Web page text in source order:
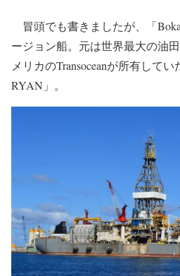
冒頭でも書きましたが、「
ージョン船。元は世界最大の油
メリカのTransoceanが所有して
RYAN」。